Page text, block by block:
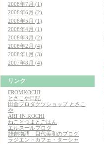
2008年7月 (1)
2008年6月 (2)
2008年5月 (1)
2008年4月 (1)
2008年3月 (2)
2008年2月 (4)
2008年1月 (3)
2007年8月 (4)
リンク
FROMKOCHI
とさこや日記
田舎プロダクツショップ とさこ
や
ART IN KOCHI
ねことつまとごはん
エルスールブログ
雑創物語 目代美和のブログ
ラジエントカフェ・ターシャ